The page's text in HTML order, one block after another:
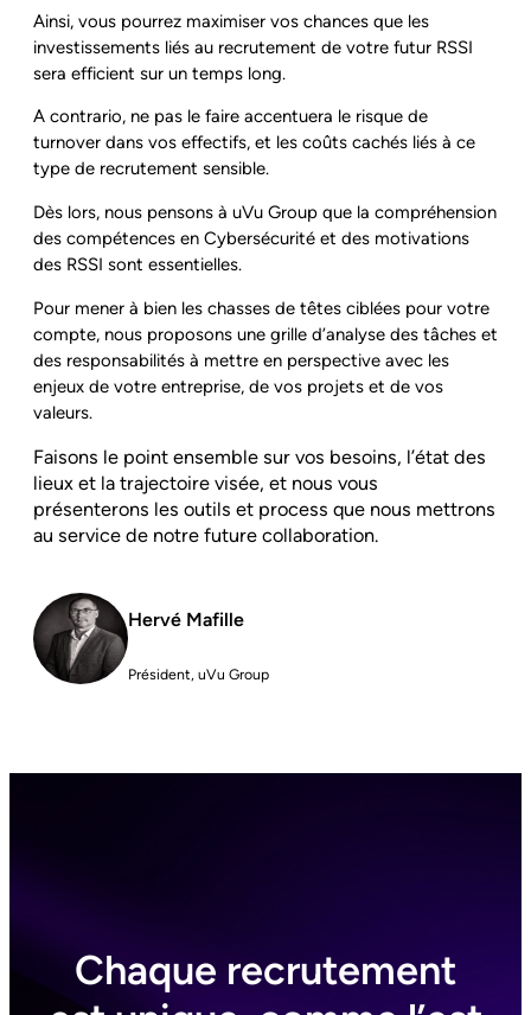
Ainsi, vous pourrez maximiser vos chances que les
investissements liés au recrutement de votre futur RSSI
sera efficient sur un temps long.
A contrario, ne pas le faire accentuera le risque de
turnover dans vos effectifs, et les coûts cachés liés à ce
type de recrutement sensible.
Dès lors, nous pensons à uVu Group que la compréhension
des compétences en Cybersécurité et des motivations
des RSSI sont essentielles.
Pour mener à bien les chasses de têtes ciblées pour votre
compte, nous proposons une grille d’analyse des tâches et
des responsabilités à mettre en perspective avec les
enjeux de votre entreprise, de vos projets et de vos
valeurs.
Faisons le point ensemble sur vos besoins, l’état des
lieux et la trajectoire visée, et nous vous
présenterons les outils et process que nous mettrons
au service de notre future collaboration.
Hervé Mafille
Président, uVu Group
Chaque recrutement